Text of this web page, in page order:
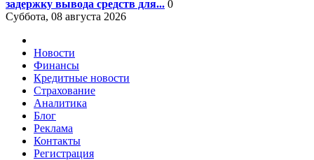
задержку вывода средств для... 0
Суббота, 08 августа 2026
Новости
Финансы
Кредитные новости
Страхование
Аналитика
Блог
Реклама
Контакты
Регистрация